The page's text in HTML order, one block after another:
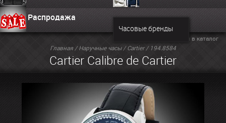
Распродажа
Часовые бренды
Главная /Наручные часы/Cartier/ 194.8584
Cartier Calibre de Cartier
Вернуться в каталог